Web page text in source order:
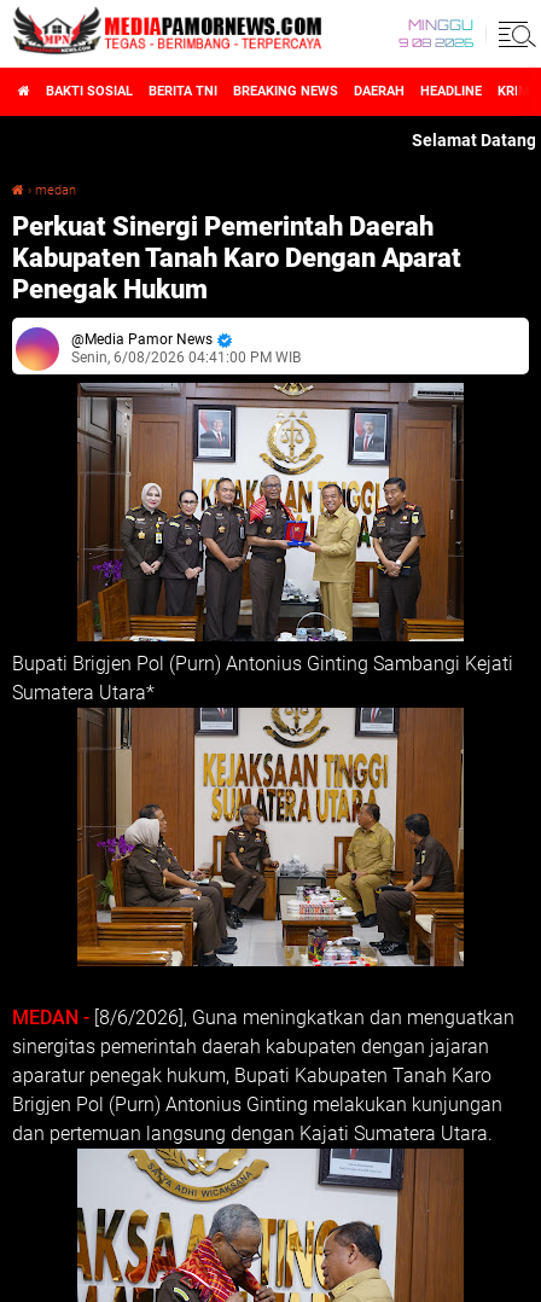
MINGGU
9 08 2026
BAKTI SOSIAL BERITA TNI BREAKING NEWS DAERAH HEADLINE
Selamat Datang di
› medan
Perkuat Sinergi Pemerintah Daerah
Kabupaten Tanah Karo Dengan Aparat
Penegak Hukum
Media Pamor News
Senin, 6/08/2026 04:41:00 PM WIB
Bupati Brigjen Pol (Purn) Antonius Ginting Sambangi Kejati
Sumatera Utara*
MEDAN - [8/6/2026], Guna meningkatkan dan menguatkan
sinergitas pemerintah daerah kabupaten dengan jajaran
aparatur penegak hukum, Bupati Kabupaten Tanah Karo
Brigjen Pol (Purn) Antonius Ginting melakukan kunjungan
dan pertemuan langsung dengan Kajati Sumatera Utara.